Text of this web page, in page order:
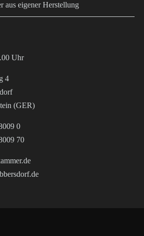
aus eigener Herstellung
Uhr
4
(GER)
0
70